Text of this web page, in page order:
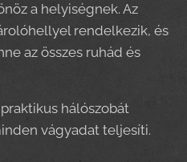
a helyiségnek. Az
rendelkezik, és
az összes ruhád és
hálószobát
vágyadat teljesíti.